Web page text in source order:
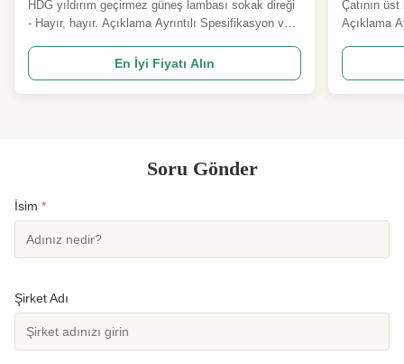
HDG yıldırım geçirmez güneş lambası sokak direği
- Hayır, hayır. Açıklama Ayrıntılı Spesifikasyon ve
ANSI/TIA222G,H veya Avrupa Standartı ve diğerleri
2 Tasarım Yükleme 1Anten yük alanı, dünya
çapındaki müşteriler tarafından belirtildiği gibi.
En İyi Fiyatı Alın
Çatının
Açıklama
Yükleme
müşteriler
Soru Gönder
İsim *
Şirket Adı